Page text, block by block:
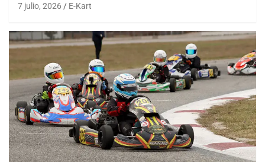
7 julio, 2026 E-Kart